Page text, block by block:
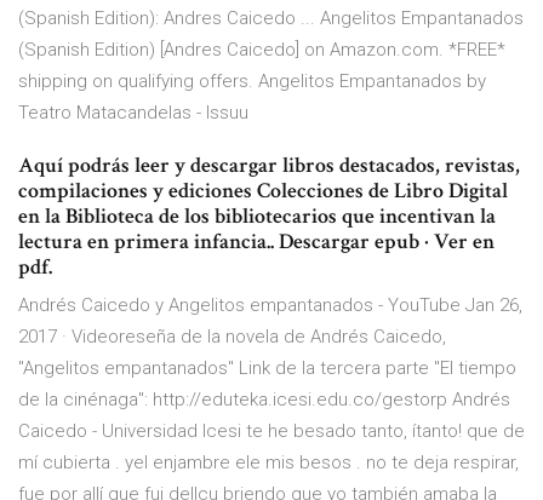
(Spanish Edition): Andres Caicedo ... Angelitos Empantanados
(Spanish Edition) [Andres Caicedo] on Amazon.com. *FREE*
shipping on qualifying offers. Angelitos Empantanados by
Teatro Matacandelas - Issuu
Aquí podrás leer y descargar libros destacados, revistas,
compilaciones y ediciones Colecciones de Libro Digital
en la Biblioteca de los bibliotecarios que incentivan la
lectura en primera infancia.​. Descargar epub · Ver en
pdf.
Andrés Caicedo y Angelitos empantanados - YouTube Jan 26,
2017 · Videoreseña de la novela de Andrés Caicedo,
"Angelitos empantanados" Link de la tercera parte "El tiempo
de la cinénaga": http://eduteka.icesi.edu.co/gestorp Andrés
Caicedo - Universidad Icesi te he besado tanto, ítanto! que de
mí cubierta . yel enjambre ele mis besos . no te deja respirar,
fue por allí que fui dellcu­ briendo que yo también amaba la